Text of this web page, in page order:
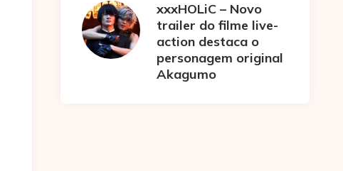
xxxHOLiC – Novo
trailer do filme live-
action destaca o
personagem original
Akagumo